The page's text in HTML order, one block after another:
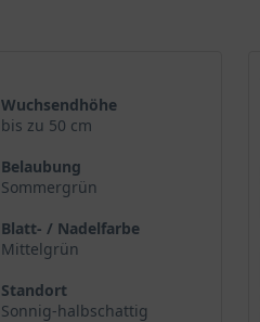
Wuchsendhöhe
bis zu 50 cm
Belaubung
Sommergrün
Blatt- / Nadelfarbe
Mittelgrün
Standort
Sonnig-halbschattig